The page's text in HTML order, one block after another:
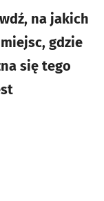
na jakich
gdzie
się tego